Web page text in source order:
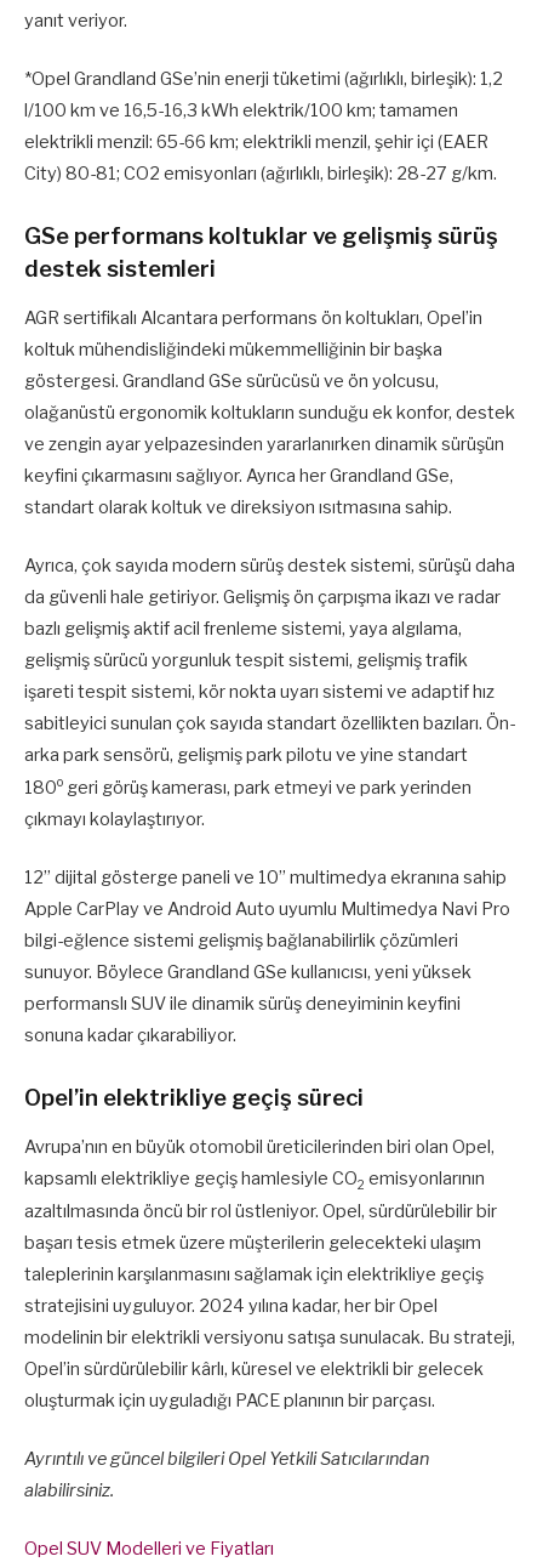
yanıt veriyor.
*Opel Grandland GSe’nin enerji tüketimi (ağırlıklı, birleşik): 1,2
l/100 km ve 16,5-16,3 kWh elektrik/100 km; tamamen
elektrikli menzil: 65-66 km; elektrikli menzil, şehir içi (EAER
City) 80-81; CO2 emisyonları (ağırlıklı, birleşik): 28-27 g/km.
GSe performans koltuklar ve gelişmiş sürüş
destek sistemleri
AGR sertifikalı Alcantara performans ön koltukları, Opel’in
koltuk mühendisliğindeki mükemmelliğinin bir başka
göstergesi. Grandland GSe sürücüsü ve ön yolcusu,
olağanüstü ergonomik koltukların sunduğu ek konfor, destek
ve zengin ayar yelpazesinden yararlanırken dinamik sürüşün
keyfini çıkarmasını sağlıyor. Ayrıca her Grandland GSe,
standart olarak koltuk ve direksiyon ısıtmasına sahip.
Ayrıca, çok sayıda modern sürüş destek sistemi, sürüşü daha
da güvenli hale getiriyor. Gelişmiş ön çarpışma ikazı ve radar
bazlı gelişmiş aktif acil frenleme sistemi, yaya algılama,
gelişmiş sürücü yorgunluk tespit sistemi, gelişmiş trafik
işareti tespit sistemi, kör nokta uyarı sistemi ve adaptif hız
sabitleyici sunulan çok sayıda standart özellikten bazıları. Ön-
arka park sensörü, gelişmiş park pilotu ve yine standart
180o geri görüş kamerası, park etmeyi ve park yerinden
çıkmayı kolaylaştırıyor.
12” dijital gösterge paneli ve 10” multimedya ekranına sahip
Apple CarPlay ve Android Auto uyumlu Multimedya Navi Pro
bilgi-eğlence sistemi gelişmiş bağlanabilirlik çözümleri
sunuyor. Böylece Grandland GSe kullanıcısı, yeni yüksek
performanslı SUV ile dinamik sürüş deneyiminin keyfini
sonuna kadar çıkarabiliyor.
Opel’in elektrikliye geçiş süreci
Avrupa’nın en büyük otomobil üreticilerinden biri olan Opel,
kapsamlı elektrikliye geçiş hamlesiyle CO2 emisyonlarının
azaltılmasında öncü bir rol üstleniyor. Opel, sürdürülebilir bir
başarı tesis etmek üzere müşterilerin gelecekteki ulaşım
taleplerinin karşılanmasını sağlamak için elektrikliye geçiş
stratejisini uyguluyor. 2024 yılına kadar, her bir Opel
modelinin bir elektrikli versiyonu satışa sunulacak. Bu strateji,
Opel’in sürdürülebilir kârlı, küresel ve elektrikli bir gelecek
oluşturmak için uyguladığı PACE planının bir parçası.
Ayrıntılı ve güncel bilgileri Opel Yetkili Satıcılarından
alabilirsiniz.
Opel SUV Modelleri ve Fiyatları